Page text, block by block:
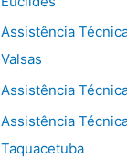
Assistência
Valsas
Assistência
Assistência
Taquacetuba